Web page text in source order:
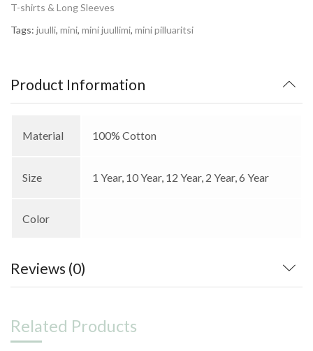
T-shirts & Long Sleeves
Tags: juulli, mini, mini juullimi, mini pilluaritsi
Product Information
Material 100% Cotton
Size 1 Year, 10 Year, 12 Year, 2 Year, 6 Year
Color
Reviews (0)
Related Products